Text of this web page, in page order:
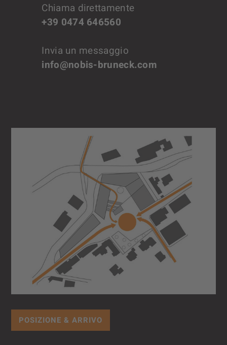
Chiama direttamente
+39 0474 646560
Invia un messaggio
info@nobis-bruneck.com
POSIZIONE & ARRIVO